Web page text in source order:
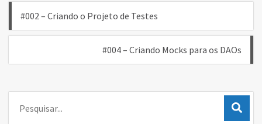
Navegação
de
#002 – Criando o Projeto de Testes
#004 – Criando Mocks para os DAOs